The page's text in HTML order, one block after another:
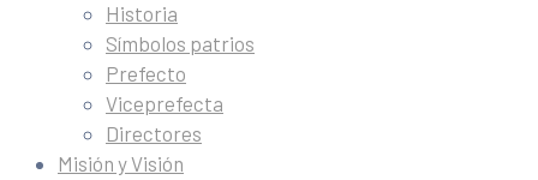
Historia
Símbolos patrios
Prefecto
Viceprefecta
Directores
Misión y Visión